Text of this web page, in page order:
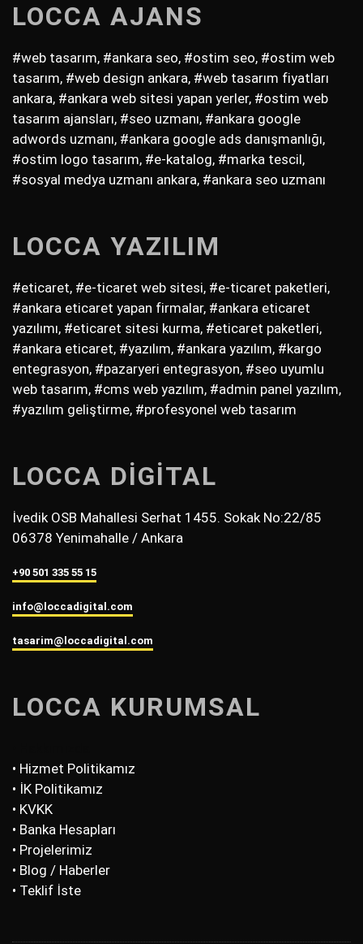
LOCCA AJANS
#web tasarım, #ankara seo, #ostim seo, #ostim web
tasarım, #web design ankara, #web tasarım fiyatları
ankara, #ankara web sitesi yapan yerler, #ostim web
tasarım ajansları, #seo uzmanı, #ankara google
adwords uzmanı, #ankara google ads danışmanlığı,
#ostim logo tasarım, #e-katalog, #marka tescil,
#sosyal medya uzmanı ankara, #ankara seo uzmanı
LOCCA YAZILIM
#eticaret, #e-ticaret web sitesi, #e-ticaret paketleri,
#ankara eticaret yapan firmalar, #ankara eticaret
yazılımı, #eticaret sitesi kurma, #eticaret paketleri,
#ankara eticaret, #yazılım, #ankara yazılım, #kargo
entegrasyon, #pazaryeri entegrasyon, #seo uyumlu
web tasarım, #cms web yazılım, #admin panel yazılım,
#yazılım geliştirme, #profesyonel web tasarım
LOCCA DİGİTAL
İvedik OSB Mahallesi Serhat 1455. Sokak No:22/85
06378 Yenimahalle / Ankara
+90 501 335 55 15
info@loccadigital.com
tasarim@loccadigital.com
LOCCA KURUMSAL
• Hizmet Politikamız
• İK Politikamız
• KVKK
• Banka Hesapları
• Projelerimiz
• Blog / Haberler
• Teklif İste